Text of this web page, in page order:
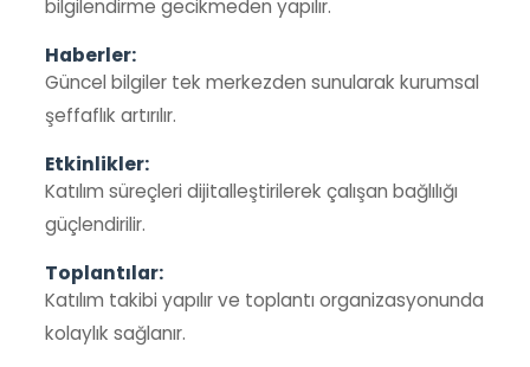
bilgilendirme gecikmeden yapılır.
Haberler:
Güncel bilgiler tek merkezden sunularak kurumsal
şeffaflık artırılır.
Etkinlikler:
Katılım süreçleri dijitalleştirilerek çalışan bağlılığı
güçlendirilir.
Toplantılar:
Katılım takibi yapılır ve toplantı organizasyonunda
kolaylık sağlanır.